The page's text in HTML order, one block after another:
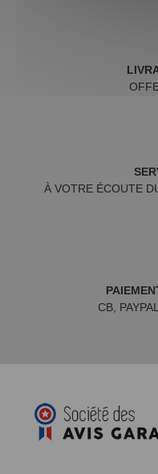
À VOTRE ÉCOUTE
CB,